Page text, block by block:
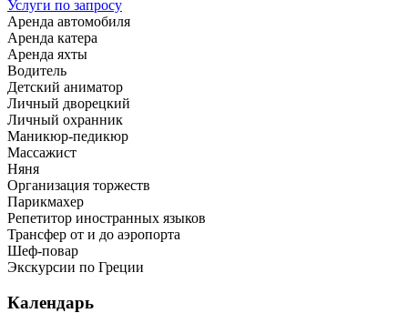
Услуги по запросу
Аренда автомобиля
Аренда катера
Аренда яхты
Водитель
Детский аниматор
Личный дворецкий
Личный охранник
Маникюр-педикюр
Массажист
Няня
Организация торжеств
Парикмахер
Репетитор иностранных языков
Трансфер от и до аэропорта
Шеф-повар
Экскурсии по Греции
Календарь